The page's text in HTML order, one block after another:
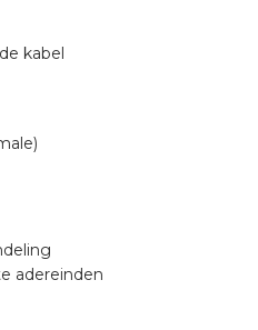
kabel
adereinden